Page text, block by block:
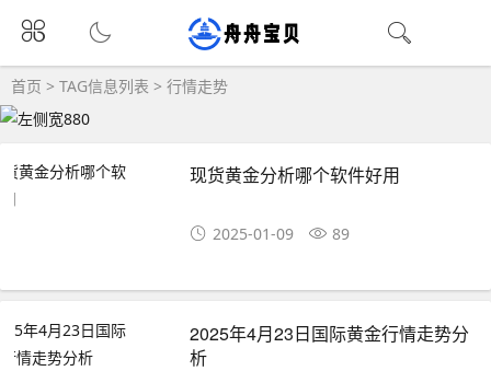
首页 > TAG信息列表 > 行情走势
现货黄金分析哪个软件好用
2025-01-09 89
2025年4月23日国际黄金行情走势分
析